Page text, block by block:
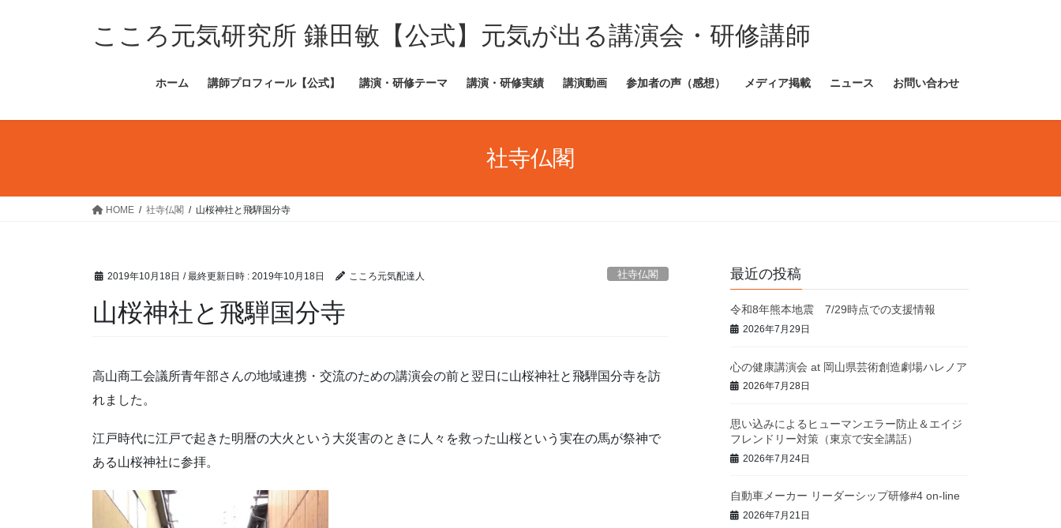
ス
ン
こころ元気研究所 鎌田敏【公式】元気が出る講演会・研修講師
ホーム 講師プロフィール【公式】 講演・研修テーマ 講演・研修実績 講演動画 参加者の声（感想） メディア掲載 ニュース お問い合わせ
社寺仏閣
HOME 社寺仏閣 山桜神社と飛騨国分寺
2019年10月18日 / 最終更新日時 : 2019年10月18日 こころ元気配達人 社寺仏閣
山桜神社と飛騨国分寺
高山商工会議所青年部さんの地域連携・交流のための講演会の前と翌日に山桜神社と飛騨国分寺を訪
れました。
江戸時代に江戸で起きた明暦の大火という大災害のときに人々を救った山桜という実在の馬が祭神で
ある山桜神社に参拝。
最近の投稿
令和8年熊本地震 7/29時点での支援情報
2026年7月29日
心の健康講演会 at 岡山県芸術創造劇場ハレノア
2026年7月28日
思い込みによるヒューマンエラー防止＆エイジ
フレンドリー対策（東京で安全講話）
2026年7月24日
自動車メーカー リーダーシップ研修#4 on-line
2026年7月21日